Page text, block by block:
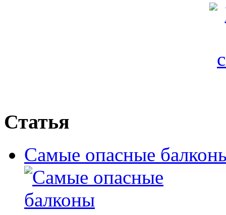
Статья
Самые опасные